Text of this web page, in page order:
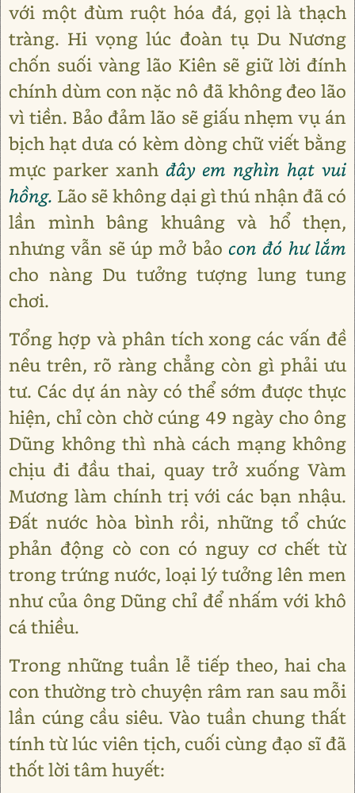
với một đùm ruột hóa đá, gọi là thạch
tràng. Hi vọng lúc đoàn tụ Du Nương
chốn suối vàng lão Kiên sẽ giữ lời đính
chính dùm con nặc nô đã không đeo lão
vì tiền. Bảo đảm lão sẽ giấu nhẹm vụ án
bịch hạt dưa có kèm dòng chữ viết bằng
mực parker xanh đây em nghìn hạt vui
hồng. Lão sẽ không dại gì thú nhận đã có
lần mình bâng khuâng và hổ thẹn,
nhưng vẫn sẽ úp mở bảo con đó hư lắm
cho nàng Du tưởng tượng lung tung
chơi.
Tổng hợp và phân tích xong các vấn đề
nêu trên, rõ ràng chẳng còn gì phải ưu
tư. Các dự án này có thể sớm được thực
hiện, chỉ còn chờ cúng 49 ngày cho ông
Dũng không thì nhà cách mạng không
chịu đi đầu thai, quay trở xuống Vàm
Mương làm chính trị với các bạn nhậu.
Đất nước hòa bình rồi, những tổ chức
phản động cò con có nguy cơ chết từ
trong trứng nước, loại lý tưởng lên men
như của ông Dũng chỉ để nhấm với khô
cá thiều.
Trong những tuần lễ tiếp theo, hai cha
con thường trò chuyện râm ran sau mỗi
lần cúng cầu siêu. Vào tuần chung thất
tính từ lúc viên tịch, cuối cùng đạo sĩ đã
thốt lời tâm huyết: